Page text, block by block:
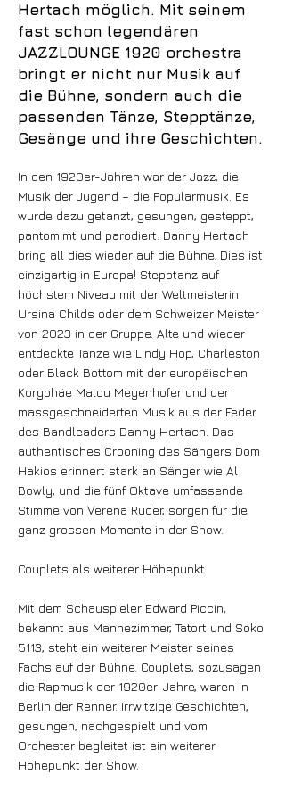
Hertach möglich. Mit seinem
fast schon legendären
JAZZLOUNGE 1920 orchestra
bringt er nicht nur Musik auf
die Bühne, sondern auch die
passenden Tänze, Stepptänze,
Gesänge und ihre Geschichten.
In den 1920er-Jahren war der Jazz, die
Musik der Jugend – die Popularmusik. Es
wurde dazu getanzt, gesungen, gesteppt,
pantomimt und parodiert. Danny Hertach
bring all dies wieder auf die Bühne. Dies ist
einzigartig in Europa! Stepptanz auf
höchstem Niveau mit der Weltmeisterin
Ursina Childs oder dem Schweizer Meister
von 2023 in der Gruppe. Alte und wieder
entdeckte Tänze wie Lindy Hop, Charleston
oder Black Bottom mit der europäischen
Koryphäe Malou Meyenhofer und der
massgeschneiderten Musik aus der Feder
des Bandleaders Danny Hertach. Das
authentisches Crooning des Sängers Dom
Hakios erinnert stark an Sänger wie Al
Bowly, und die fünf Oktave umfassende
Stimme von Verena Ruder, sorgen für die
ganz grossen Momente in der Show.
Couplets als weiterer Höhepunkt
Mit dem Schauspieler Edward Piccin,
bekannt aus Mannezimmer, Tatort und Soko
5113, steht ein weiterer Meister seines
Fachs auf der Bühne. Couplets, sozusagen
die Rapmusik der 1920er-Jahre, waren in
Berlin der Renner. Irrwitzige Geschichten,
gesungen, nachgespielt und vom
Orchester begleitet ist ein weiterer
Höhepunkt der Show.